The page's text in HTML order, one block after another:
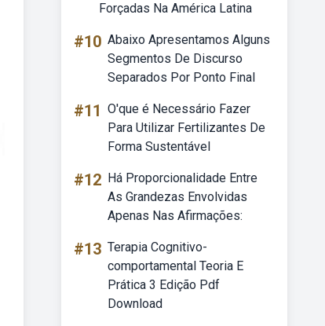
Forçadas Na América Latina
#10 Abaixo Apresentamos Alguns
Segmentos De Discurso
Separados Por Ponto Final
#11 O'que é Necessário Fazer
Para Utilizar Fertilizantes De
Forma Sustentável
#12 Há Proporcionalidade Entre
As Grandezas Envolvidas
Apenas Nas Afirmações:
#13 Terapia Cognitivo-
comportamental Teoria E
Prática 3 Edição Pdf
Download